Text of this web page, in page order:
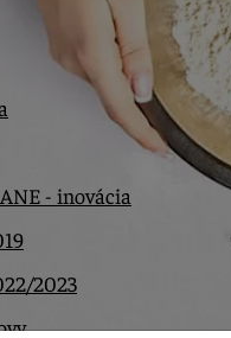
- inovácia
2023